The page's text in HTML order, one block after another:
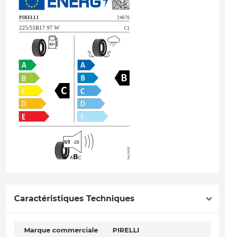
Caractéristiques Techniques
Marque commerciale PIRELLI